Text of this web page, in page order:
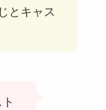
とキャス